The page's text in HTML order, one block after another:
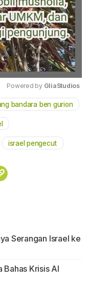
Mute
Powered by GliaStudios
bandara ben gurion
israel pengecut
Serangan Israel ke
Bahas Krisis Al